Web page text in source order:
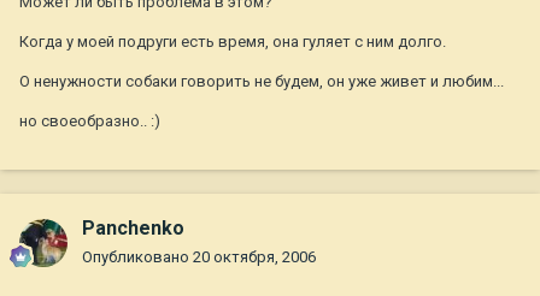
Когда у моей подруги есть время, она гуляет с ним долго.
О ненужности собаки говорить не будем, он уже живет и любим...
но своеобразно.. :)
Panchenko
Опубликовано 20 октября, 2006